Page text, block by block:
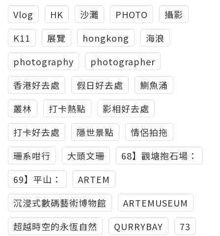
Vlog HK 沙灘 PHOTO
攝影
K11
展覽 hongkong
海浪
photography
photographer
香港好去處
假日好去處
鰂魚涌
叢林
打卡熱點
影相好去處
打卡好去處
隱世景點
情侶拍拖
珊系咁行​​​​​​​​
大頭文珊
68】觀塘抱石場：
69】平山：
ARTEM
沉浸式數碼藝術博物館
ARTEMUSEUM
超越時空的永恆自然
QURRYBAY
73